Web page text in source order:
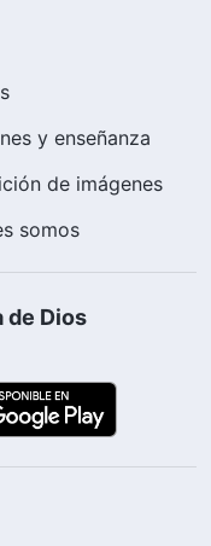
y enseñanza
de imágenes
somos
de Dios